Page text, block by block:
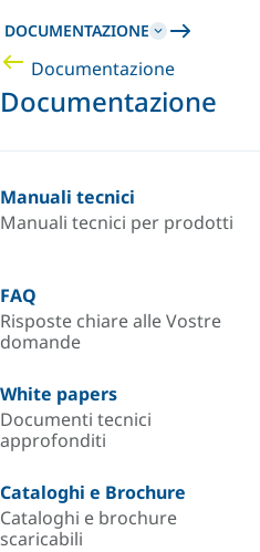
DOCUMENTAZIONE
Documentazione
Documentazione
Manuali tecnici
Manuali tecnici per prodotti
FAQ
Risposte chiare alle Vostre
domande
White papers
Documenti tecnici
approfonditi
Cataloghi e Brochure
Cataloghi e brochure
scaricabili